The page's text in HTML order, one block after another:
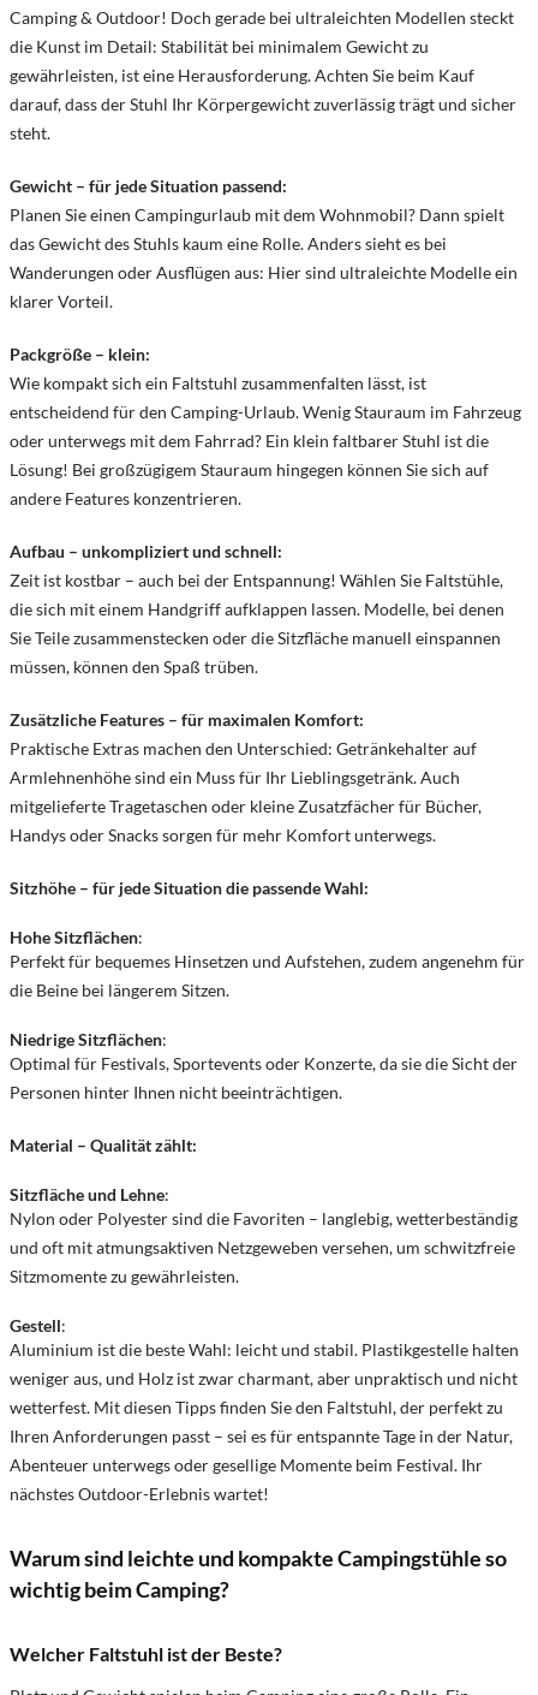
Camping & Outdoor! Doch gerade bei ultraleichten Modellen steckt
die Kunst im Detail: Stabilität bei minimalem Gewicht zu
gewährleisten, ist eine Herausforderung. Achten Sie beim Kauf
darauf, dass der Stuhl Ihr Körpergewicht zuverlässig trägt und sicher
steht.
Gewicht – für jede Situation passend:
Planen Sie einen Campingurlaub mit dem Wohnmobil? Dann spielt
das Gewicht des Stuhls kaum eine Rolle. Anders sieht es bei
Wanderungen oder Ausflügen aus: Hier sind ultraleichte Modelle ein
klarer Vorteil.
Packgröße – klein:
Wie kompakt sich ein Faltstuhl zusammenfalten lässt, ist
entscheidend für den Camping-Urlaub. Wenig Stauraum im Fahrzeug
oder unterwegs mit dem Fahrrad? Ein klein faltbarer Stuhl ist die
Lösung! Bei großzügigem Stauraum hingegen können Sie sich auf
andere Features konzentrieren.
Aufbau – unkompliziert und schnell:
Zeit ist kostbar – auch bei der Entspannung! Wählen Sie Faltstühle,
die sich mit einem Handgriff aufklappen lassen. Modelle, bei denen
Sie Teile zusammenstecken oder die Sitzfläche manuell einspannen
müssen, können den Spaß trüben.
Zusätzliche Features – für maximalen Komfort:
Praktische Extras machen den Unterschied: Getränkehalter auf
Armlehnenhöhe sind ein Muss für Ihr Lieblingsgetränk. Auch
mitgelieferte Tragetaschen oder kleine Zusatzfächer für Bücher,
Handys oder Snacks sorgen für mehr Komfort unterwegs.
Sitzhöhe – für jede Situation die passende Wahl:
Hohe Sitzflächen:
Perfekt für bequemes Hinsetzen und Aufstehen, zudem angenehm für
die Beine bei längerem Sitzen.
Niedrige Sitzflächen:
Optimal für Festivals, Sportevents oder Konzerte, da sie die Sicht der
Personen hinter Ihnen nicht beeinträchtigen.
Material – Qualität zählt:
Sitzfläche und Lehne:
Nylon oder Polyester sind die Favoriten – langlebig, wetterbeständig
und oft mit atmungsaktiven Netzgeweben versehen, um schwitzfreie
Sitzmomente zu gewährleisten.
Gestell:
Aluminium ist die beste Wahl: leicht und stabil. Plastikgestelle halten
weniger aus, und Holz ist zwar charmant, aber unpraktisch und nicht
wetterfest. Mit diesen Tipps finden Sie den Faltstuhl, der perfekt zu
Ihren Anforderungen passt – sei es für entspannte Tage in der Natur,
Abenteuer unterwegs oder gesellige Momente beim Festival. Ihr
nächstes Outdoor-Erlebnis wartet!
Warum sind leichte und kompakte Campingstühle so
wichtig beim Camping?
Welcher Faltstuhl ist der Beste?